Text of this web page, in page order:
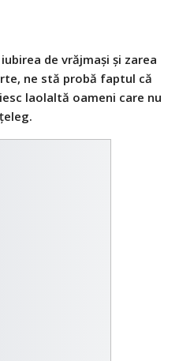
de vrăjmaşi şi zarea
ne stă probă faptul că
laolaltă oameni care nu